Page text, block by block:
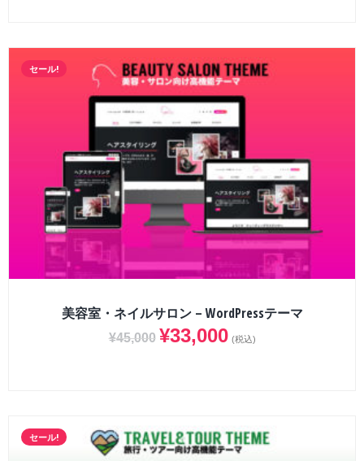
セール!
美容室・ネイルサロン – WordPressテーマ
¥45,000 ¥33,000 (税込)
セール!